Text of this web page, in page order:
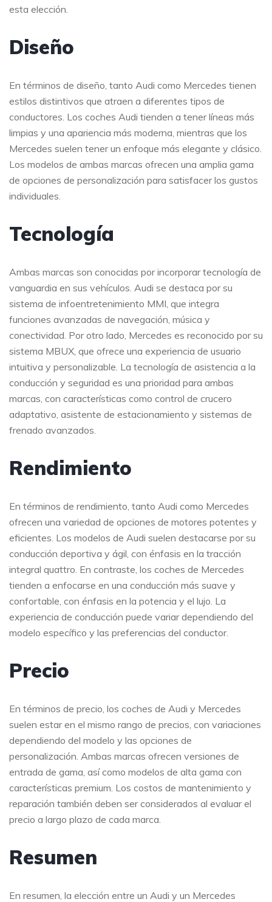
esta elección.
Diseño
En términos de diseño, tanto Audi como Mercedes tienen
estilos distintivos que atraen a diferentes tipos de
conductores. Los coches Audi tienden a tener líneas más
limpias y una apariencia más moderna, mientras que los
Mercedes suelen tener un enfoque más elegante y clásico.
Los modelos de ambas marcas ofrecen una amplia gama
de opciones de personalización para satisfacer los gustos
individuales.
Tecnología
Ambas marcas son conocidas por incorporar tecnología de
vanguardia en sus vehículos. Audi se destaca por su
sistema de infoentretenimiento MMI, que integra
funciones avanzadas de navegación, música y
conectividad. Por otro lado, Mercedes es reconocido por su
sistema MBUX, que ofrece una experiencia de usuario
intuitiva y personalizable. La tecnología de asistencia a la
conducción y seguridad es una prioridad para ambas
marcas, con características como control de crucero
adaptativo, asistente de estacionamiento y sistemas de
frenado avanzados.
Rendimiento
En términos de rendimiento, tanto Audi como Mercedes
ofrecen una variedad de opciones de motores potentes y
eficientes. Los modelos de Audi suelen destacarse por su
conducción deportiva y ágil, con énfasis en la tracción
integral quattro. En contraste, los coches de Mercedes
tienden a enfocarse en una conducción más suave y
confortable, con énfasis en la potencia y el lujo. La
experiencia de conducción puede variar dependiendo del
modelo específico y las preferencias del conductor.
Precio
En términos de precio, los coches de Audi y Mercedes
suelen estar en el mismo rango de precios, con variaciones
dependiendo del modelo y las opciones de
personalización. Ambas marcas ofrecen versiones de
entrada de gama, así como modelos de alta gama con
características premium. Los costos de mantenimiento y
reparación también deben ser considerados al evaluar el
precio a largo plazo de cada marca.
Resumen
En resumen, la elección entre un Audi y un Mercedes